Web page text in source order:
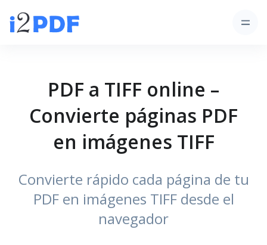
PDF a TIFF online –
Convierte páginas PDF
en imágenes TIFF
Convierte rápido cada página de tu
PDF en imágenes TIFF desde el
navegador